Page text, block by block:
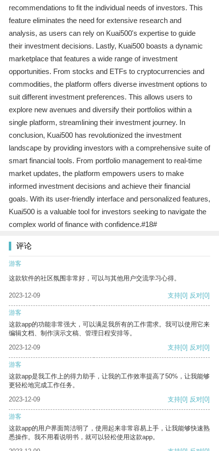
recommendations to fit the individual needs of investors. This
feature eliminates the need for extensive research and
analysis, as users can rely on Kuai500's expertise to guide
their investment decisions. Lastly, Kuai500 boasts a dynamic
marketplace that features a wide range of investment
opportunities. From stocks and ETFs to cryptocurrencies and
commodities, the platform offers diverse investment options to
suit different investment preferences. This allows users to
explore new avenues and diversify their portfolios within a
single platform, streamlining their investment journey. In
conclusion, Kuai500 has revolutionized the investment
landscape by providing investors with a comprehensive suite of
smart financial tools. From portfolio management to real-time
market updates, the platform empowers users to make
informed investment decisions and achieve their financial
goals. With its user-friendly interface and personalized features,
Kuai500 is a valuable tool for investors seeking to navigate the
complex world of finance with confidence.#18#
评论
游客
这款软件的社区氛围非常好，可以与其他用户交流学习心得。
2023-12-09 支持[0] 反对[0]
游客
这款app的功能非常强大，可以满足我所有的工作需求。我可以使用它来
编辑文档、制作演示文稿、管理日程安排等。
2023-12-09
支持[0] 反对[0]
游客
这款app是我工作上的得力助手，让我的工作效率提高了50%，让我能够
更轻松地完成工作任务。
2023-12-09
支持[0] 反对[0]
游客
这款app的用户界面简洁明了，使用起来非常容易上手，让我能够快速熟
悉操作。我不用看说明书，就可以轻松使用这款app。